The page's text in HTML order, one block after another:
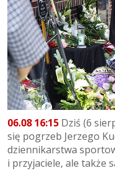
06.08 16:15 Dziś (6
się pogrzeb Jerzego
dziennikarstwa
i przyjaciele, ale także